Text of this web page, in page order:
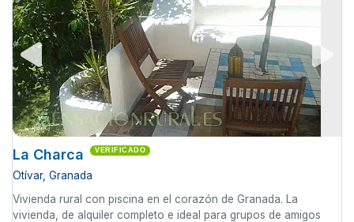
La Charca VERIFICADO
Otívar, Granada
Vivienda rural con piscina en el corazón de Granada. La
vivienda, de alquiler completo e ideal para grupos de amigos